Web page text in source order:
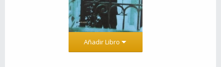
Añadir Libro